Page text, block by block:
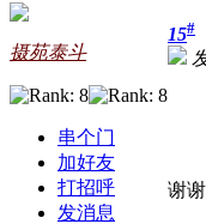
摄苑泰斗
串个门
加好友
打招呼
发消息
15#
谢